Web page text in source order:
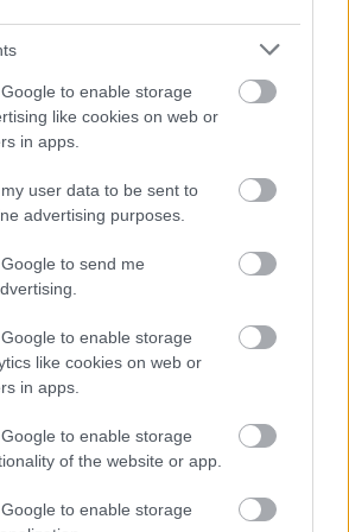
to enable storage
like cookies on web or
in apps.
user data to be sent to
advertising purposes.
to send me
to enable storage
like cookies on web or
in apps.
to enable storage
of the website or app.
to enable storage
a redmondiak.
:
és az inkább online fókuszú
expója, ahol a vállalatok
nem csak bejelentésekkel,
készülnek. A Nintendo már
tette, hogy nem vesz részt az
pedig a
, ellenben a Microsoft videojátékos
fektethet a gamescomra.
azt állította a közelmúltban, hogy az